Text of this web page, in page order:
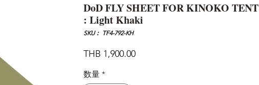
DoD FLY SHEET FOR KINOKO TENT
: Light Khaki
SKU： TF4-792-KH
THB 1,900.00価
数量 *